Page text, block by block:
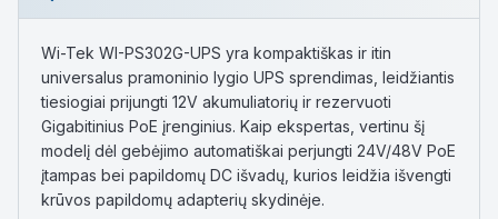
Wi-Tek WI-PS302G-UPS yra kompaktiškas ir itin
universalus pramoninio lygio UPS sprendimas, leidžiantis
tiesiogiai prijungti 12V akumuliatorių ir rezervuoti
Gigabitinius PoE įrenginius. Kaip ekspertas, vertinu šį
modelį dėl gebėjimo automatiškai perjungti 24V/48V PoE
įtampas bei papildomų DC išvadų, kurios leidžia išvengti
krūvos papildomų adapterių skydinėje.